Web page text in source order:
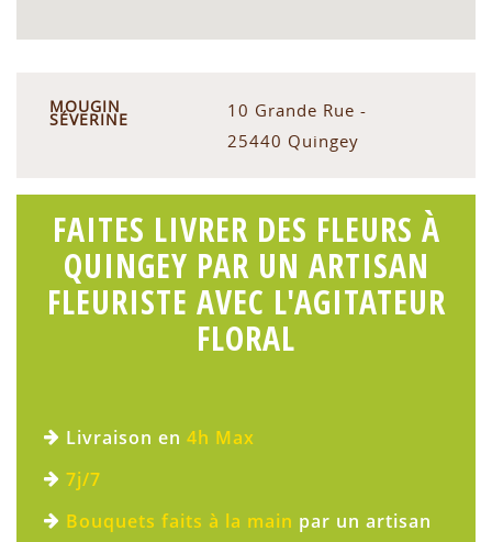
MOUGIN
SÉVERINE
10 Grande Rue -
25440 Quingey
FAITES LIVRER DES FLEURS À
QUINGEY PAR UN ARTISAN
FLEURISTE AVEC L'AGITATEUR
FLORAL
Livraison en 4h Max
7j/7
Bouquets faits à la main par un artisan